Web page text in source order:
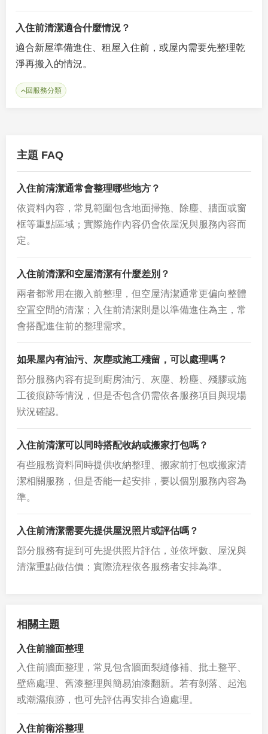
入住前清潔適合什麼情況？
適合新屋準備進住、租屋入住前，或屋內需要先整理乾
淨再搬入的情況。
回服務分類
主題 FAQ
入住前清潔通常會整理哪些地方？
依資料內容，常見範圍包含地面掃拖、除塵、牆面或窗
框等重點區域；實際施作內容仍會依屋況與服務內容而
定。
入住前清潔和空屋清潔有什麼差別？
兩者都常用在搬入前整理，但空屋清潔通常更偏向整體
空置空間的清潔；入住前清潔則是以準備進住為主，常
會搭配進住前的整理需求。
如果屋內有油污、灰塵或施工殘留，可以處理嗎？
部分服務內容有提到廚房油污、灰塵、粉塵、殘膠或施
工後痕跡等情況，但是否包含仍需依各服務項目與現場
狀況確認。
入住前清潔可以同時搭配收納或搬家打包嗎？
有些服務資料同時提供收納整理、搬家前打包或搬家清
潔相關服務，但是否能一起安排，要以個別服務內容為
準。
入住前清潔需要先提供屋況照片或評估嗎？
部分服務有提到可先提供照片評估，並依坪數、屋況與
清潔重點做估價；實際流程依各服務者安排為準。
相關主題
入住前牆面整理
入住前牆面整理，常見包含牆面裂縫修補、批土整平、
壁癌處理、舊漆整理與簡易油漆翻新。若有剝落、起泡
或潮濕痕跡，也可先評估再安排合適處理。
入住前衛浴整理